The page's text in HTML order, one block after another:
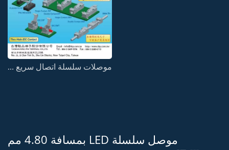
موصلات سلسلة اتصال سريع للـ LED
موصل سلسلة LED بمسافة 4.80 مم